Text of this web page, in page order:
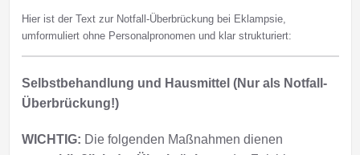
Hier ist der Text zur Notfall-Überbrückung bei Eklampsie,
umformuliert ohne Personalpronomen und klar strukturiert:
Selbstbehandlung und Hausmittel (Nur als Notfall-
Überbrückung!)
WICHTIG: Die folgenden Maßnahmen dienen